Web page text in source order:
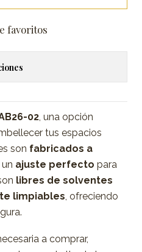
favoritos
02, una opción
tus espacios
son fabricados a
ajuste perfecto para
libres de solventes
limpiables, ofreciendo
a comprar,